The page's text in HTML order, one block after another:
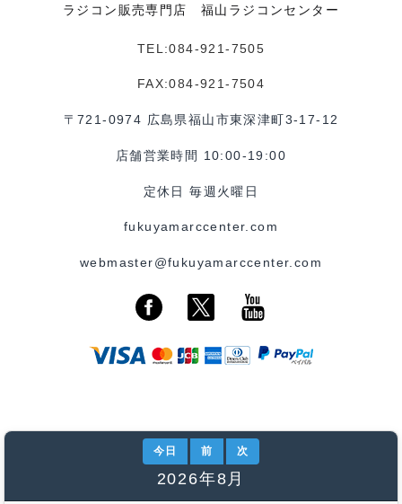
ラジコン販売専門店 福山ラジコンセンター
TEL:084-921-7505
FAX:084-921-7504
〒721-0974 広島県福山市東深津町3-17-12
店舗営業時間 10:00-19:00
定休日 毎週火曜日
fukuyamarccenter.com
webmaster@fukuyamarccenter.com
今日 前 次
2026年8月